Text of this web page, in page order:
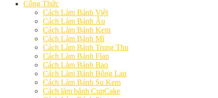
Công Thức
Cách Làm Bánh Việt
Cách Làm Bánh Âu
Cách Làm Bánh Kem
Cách Làm Bánh Mì
Cách Làm Bánh Trung Thu
Cách Làm Bánh Flan
Cách Làm Bánh Bao
Cách Làm Bánh Bông Lan
Cách Làm Bánh Su Kem
Cách làm bánh CupCake